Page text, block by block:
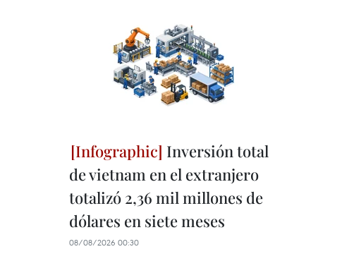
Inversión total
de vietnam en el extranjero
totalizó 2,36 mil millones de
dólares en siete meses
08/08/2026 00:30